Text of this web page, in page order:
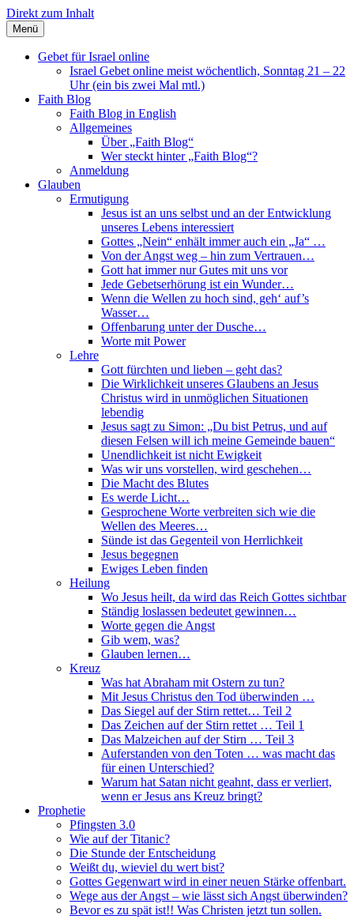
Direkt zum Inhalt
Faith Blog Deutsch
Menü
Gebet für Israel online
Israel Gebet online meist wöchentlich, Sonntag 21 – 22
Uhr (ein bis zwei Mal mtl.)
Faith Blog
Faith Blog in English
Allgemeines
Über „Faith Blog“
Wer steckt hinter „Faith Blog“?
Anmeldung
Glauben
Ermutigung
Jesus ist an uns selbst und an der Entwicklung
unseres Lebens interessiert
Gottes „Nein“ enhält immer auch ein „Ja“ …
Von der Angst weg – hin zum Vertrauen…
Gott hat immer nur Gutes mit uns vor
Jede Gebetserhörung ist ein Wunder…
Wenn die Wellen zu hoch sind, geh‘ auf’s
Wasser…
Offenbarung unter der Dusche…
Worte mit Power
Lehre
Gott fürchten und lieben – geht das?
Die Wirklichkeit unseres Glaubens an Jesus
Christus wird in unmöglichen Situationen
lebendig
Jesus sagt zu Simon: „Du bist Petrus, und auf
diesen Felsen will ich meine Gemeinde bauen“
Unendlichkeit ist nicht Ewigkeit
Was wir uns vorstellen, wird geschehen…
Die Macht des Blutes
Es werde Licht…
Gesprochene Worte verbreiten sich wie die
Wellen des Meeres…
Sünde ist das Gegenteil von Herrlichkeit
Jesus begegnen
Ewiges Leben finden
Heilung
Wo Jesus heilt, da wird das Reich Gottes sichtbar
Ständig loslassen bedeutet gewinnen…
Worte gegen die Angst
Gib wem, was?
Glauben lernen…
Kreuz
Was hat Abraham mit Ostern zu tun?
Mit Jesus Christus den Tod überwinden …
Das Siegel auf der Stirn rettet… Teil 2
Das Zeichen auf der Stirn rettet … Teil 1
Das Malzeichen auf der Stirn … Teil 3
Auferstanden von den Toten … was macht das
für einen Unterschied?
Warum hat Satan nicht geahnt, dass er verliert,
wenn er Jesus ans Kreuz bringt?
Prophetie
Pfingsten 3.0
Wie auf der Titanic?
Die Stunde der Entscheidung
Weißt du, wieviel du wert bist?
Gottes Gegenwart wird in einer neuen Stärke offenbart.
Wege aus der Angst – wie lässt sich Angst überwinden?
Bevor es zu spät ist!! Was Christen jetzt tun sollen.